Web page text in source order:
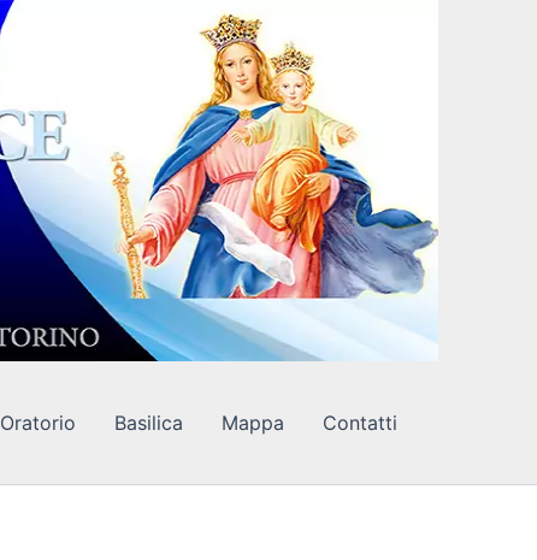
Oratorio Basilica Mappa Contatti